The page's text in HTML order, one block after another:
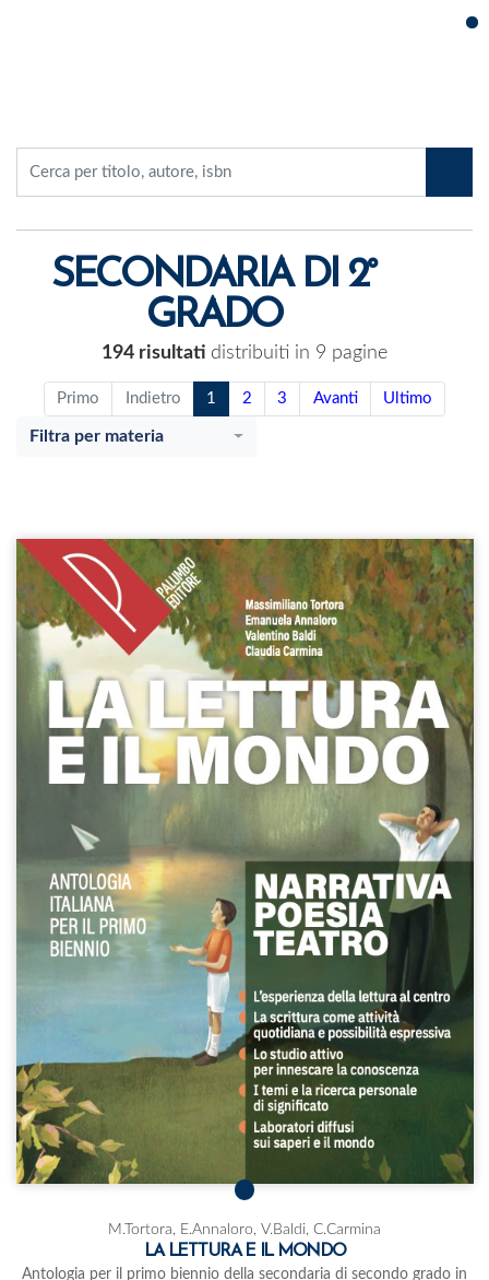
SECONDARIA DI 2°
GRADO
194 risultati distribuiti in 9 pagine
Primo Indietro 1 2 3 Avanti Ultimo
Filtra per materia
M.Tortora, E.Annaloro, V.Baldi, C.Carmina
LA LETTURA E IL MONDO
Antologia per il primo biennio della secondaria di secondo grado in